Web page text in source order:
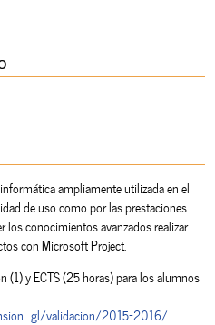
ampliamente utilizada en el
de uso como por las prestaciones
los conocimientos avanzados realizar
con Microsoft Project.
(1) y ECTS (25 horas) para los alumnos
validacion/2015-2016/